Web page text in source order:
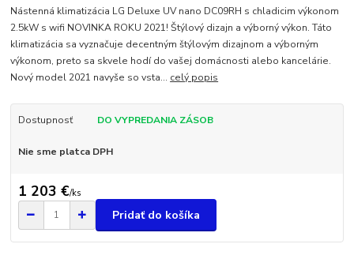
Nástenná klimatizácia LG Deluxe UV nano DC09RH s chladicim výkonom
2.5kW s wifi NOVINKA ROKU 2021! Štýlový dizajn a výborný výkon. Táto
klimatizácia sa vyznačuje decentným štýlovým dizajnom a výborným
výkonom, preto sa skvele hodí do vašej domácnosti alebo kancelárie.
Nový model 2021 navyše so vsta... celý popis
Dostupnosť DO VYPREDANIA ZÁSOB
Nie sme platca DPH
1 203 €/ks
Pridať do košíka